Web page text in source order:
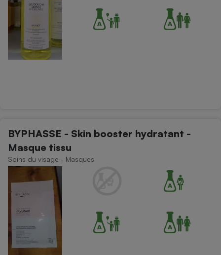
BYPHASSE - Skin booster hydratant -
Masque tissu
Soins du visage - Masques